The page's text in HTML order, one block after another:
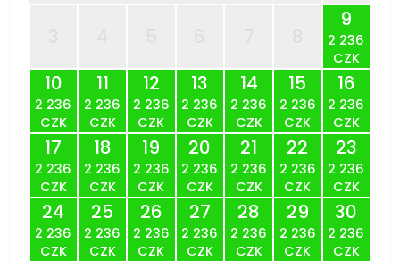
9
2 236
CZK
10
2 236
CZK
11
2 236
CZK
12
2 236
CZK
13
2 236
CZK
14
2 236
CZK
15
2 236
CZK
16
2 236
CZK
17
2 236
CZK
18
2 236
CZK
19
2 236
CZK
20
2 236
CZK
21
2 236
CZK
22
2 236
CZK
23
2 236
CZK
24
2 236
CZK
25
2 236
CZK
26
2 236
CZK
27
2 236
CZK
28
2 236
CZK
29
2 236
CZK
30
2 236
CZK